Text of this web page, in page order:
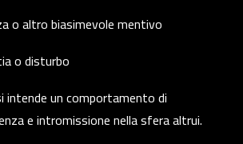
o altro biasimevole mentivo
o disturbo
intende un comportamento di
e intromissione nella sfera altrui.